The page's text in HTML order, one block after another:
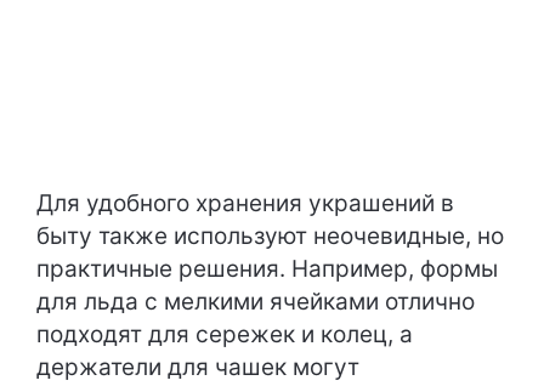
Для удобного хранения украшений в
быту также используют неочевидные, но
практичные решения. Например, формы
для льда с мелкими ячейками отлично
подходят для сережек и колец, а
держатели для чашек могут